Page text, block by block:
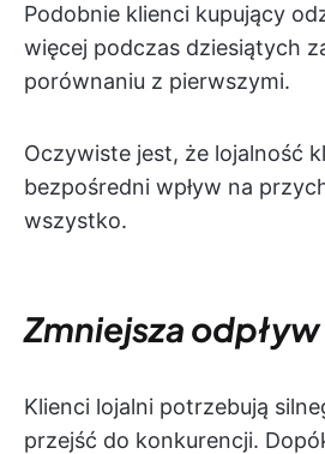
Podobnie klienci kupujący
więcej podczas dziesiątych
porównaniu z pierwszymi.
Oczywiste jest, że lojalność
bezpośredni wpływ na
wszystko.
Zmniejsza
Klienci lojalni potrzebują
przejść do konkurencji.